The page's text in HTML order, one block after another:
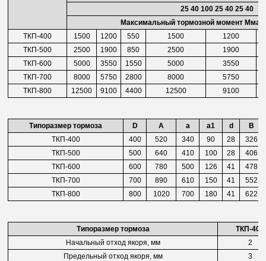
25 40 100 25 40 25 40
Максимальный тормозной момент
ТКП-400
1500 1200 550 1500
1200
ТКП-500
2500 1900 850 2500
1900
ТКП-600
5000 3550 1550 5000
3550
ТКП-700
8000 5750 2800 8000
5750
ТКП-800
12500 9100 4400 12500 9100
Типоразмер тормоза D A а a1 d
В
ТКП-400
400 520 340 90 28
326
ТКП-500
500 640 410 100 28
406
ТКП-600
600 780 500 126 41
478
ТКП-700
700 890 610 150 41
552
ТКП-800
800 1020 700 180 41 622
Типоразмер тормоза
ТКП-400
Начальный отход якоря, мм
2
Предельный отход якоря, мм
3